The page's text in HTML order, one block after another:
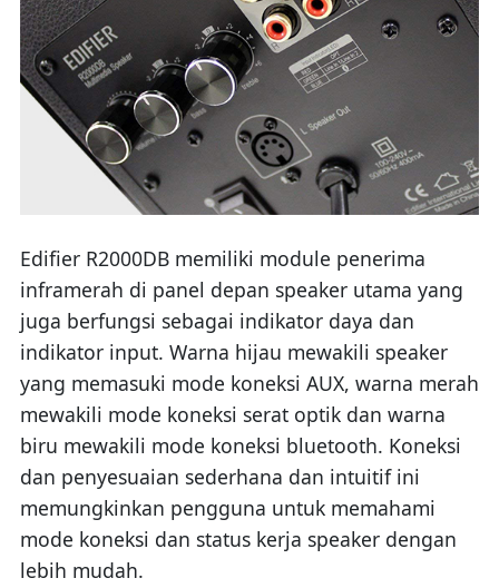
Edifier R2000DB memiliki module penerima
inframerah di panel depan speaker utama yang
juga berfungsi sebagai indikator daya dan
indikator input. Warna hijau mewakili speaker
yang memasuki mode koneksi AUX, warna merah
mewakili mode koneksi serat optik dan warna
biru mewakili mode koneksi bluetooth. Koneksi
dan penyesuaian sederhana dan intuitif ini
memungkinkan pengguna untuk memahami
mode koneksi dan status kerja speaker dengan
lebih mudah.